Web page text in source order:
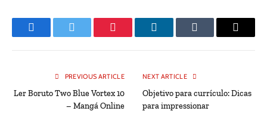
FacebookTwitter Pinterest LinkedInTumblr Email
PREVIOUS ARTICLE
Ler Boruto Two Blue Vortex 10
– Mangá Online
NEXT ARTICLE
Objetivo para currículo: Dicas
para impressionar